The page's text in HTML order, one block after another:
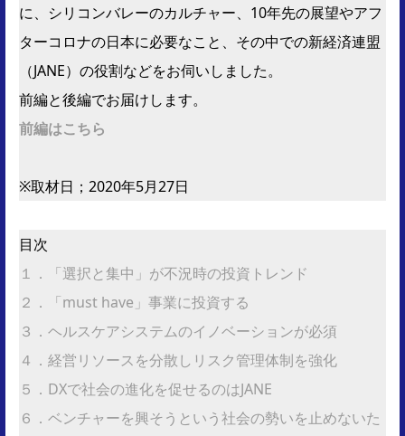
に、シリコンバレーのカルチャー、10年先の展望やアフ
ターコロナの日本に必要なこと、その中での新経済連盟
（JANE）の役割などをお伺いしました。
前編と後編でお届けします。
前編はこちら
※取材日；2020年5月27日
目次
１．「選択と集中」が不況時の投資トレンド
２．「must have」事業に投資する
３．ヘルスケアシステムのイノベーションが必須
４．経営リソースを分散しリスク管理体制を強化
５．DXで社会の進化を促せるのはJANE
６．ベンチャーを興そうという社会の勢いを止めないた